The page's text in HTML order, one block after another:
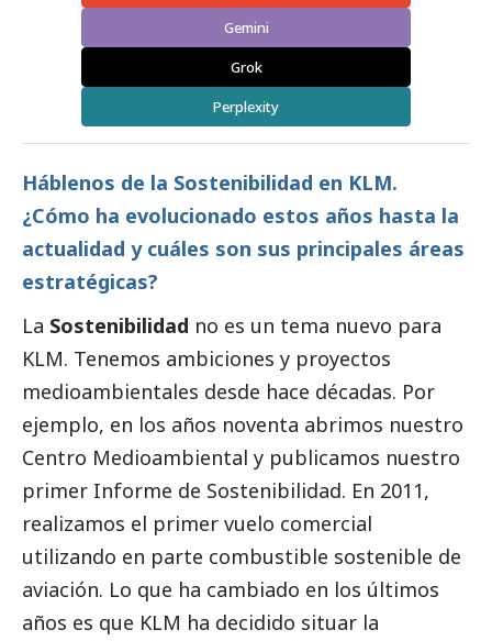
Gemini
Grok
Perplexity
Háblenos de la Sostenibilidad en KLM.
¿Cómo ha evolucionado estos años hasta la
actualidad y cuáles son sus principales áreas
estratégicas?
La Sostenibilidad no es un tema nuevo para
KLM. Tenemos ambiciones y proyectos
medioambientales desde hace décadas. Por
ejemplo, en los años noventa abrimos nuestro
Centro Medioambiental y publicamos nuestro
primer Informe de Sostenibilidad. En 2011,
realizamos el primer vuelo comercial
utilizando en parte combustible sostenible de
aviación. Lo que ha cambiado en los últimos
años es que KLM ha decidido situar la